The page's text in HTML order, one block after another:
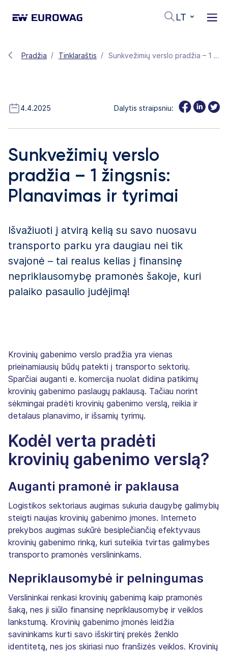
LT
Pradžia Tinklaraštis Sunkvežimių verslo pradžia – 1 žingsnis: Planavimas ir tyrimai
4.4.2025 Dalytis straipsniu:
Sunkvežimių verslo
pradžia – 1 žingsnis:
Planavimas ir tyrimai
Išvažiuoti į atvirą kelią su savo nuosavu
transporto parku yra daugiau nei tik
svajonė – tai realus kelias į finansinę
nepriklausomybę pramonės šakoje, kuri
palaiko pasaulio judėjimą!
Krovinių gabenimo verslo pradžia yra vienas
prieinamiausių būdų patekti į transporto sektorių.
Sparčiai auganti e. komercija nuolat didina patikimų
krovinių gabenimo paslaugų paklausą. Tačiau norint
sėkmingai pradėti krovinių gabenimo verslą, reikia ir
detalaus planavimo, ir išsamių tyrimų.
Kodėl verta pradėti
krovinių gabenimo verslą?
Auganti pramonė ir paklausa
Logistikos sektoriaus augimas sukuria daugybę galimybių
steigti naujas krovinių gabenimo įmones. Interneto
prekybos augimas sukūrė besiplečiančią efektyvaus
krovinių gabenimo rinką, kuri suteikia tvirtas galimybes
transporto pramonės verslininkams.
Nepriklausomybė ir pelningumas
Verslininkai renkasi krovinių gabenimą kaip pramonės
šaką, nes ji siūlo finansinę nepriklausomybę ir veiklos
lankstumą. Krovinių gabenimo įmonės leidžia
savininkams kurti savo išskirtinį prekės ženklo
identitetą, nes jos skiriasi nuo franšizės veiklos. Krovinių